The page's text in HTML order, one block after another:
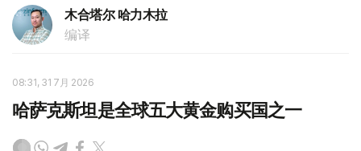
木合塔尔 哈力木拉
编译
08:31, 31 7月 2026
哈萨克斯坦是全球五大黄金购买国之一